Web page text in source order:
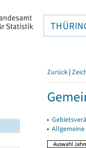
Zurück |
▸
▸